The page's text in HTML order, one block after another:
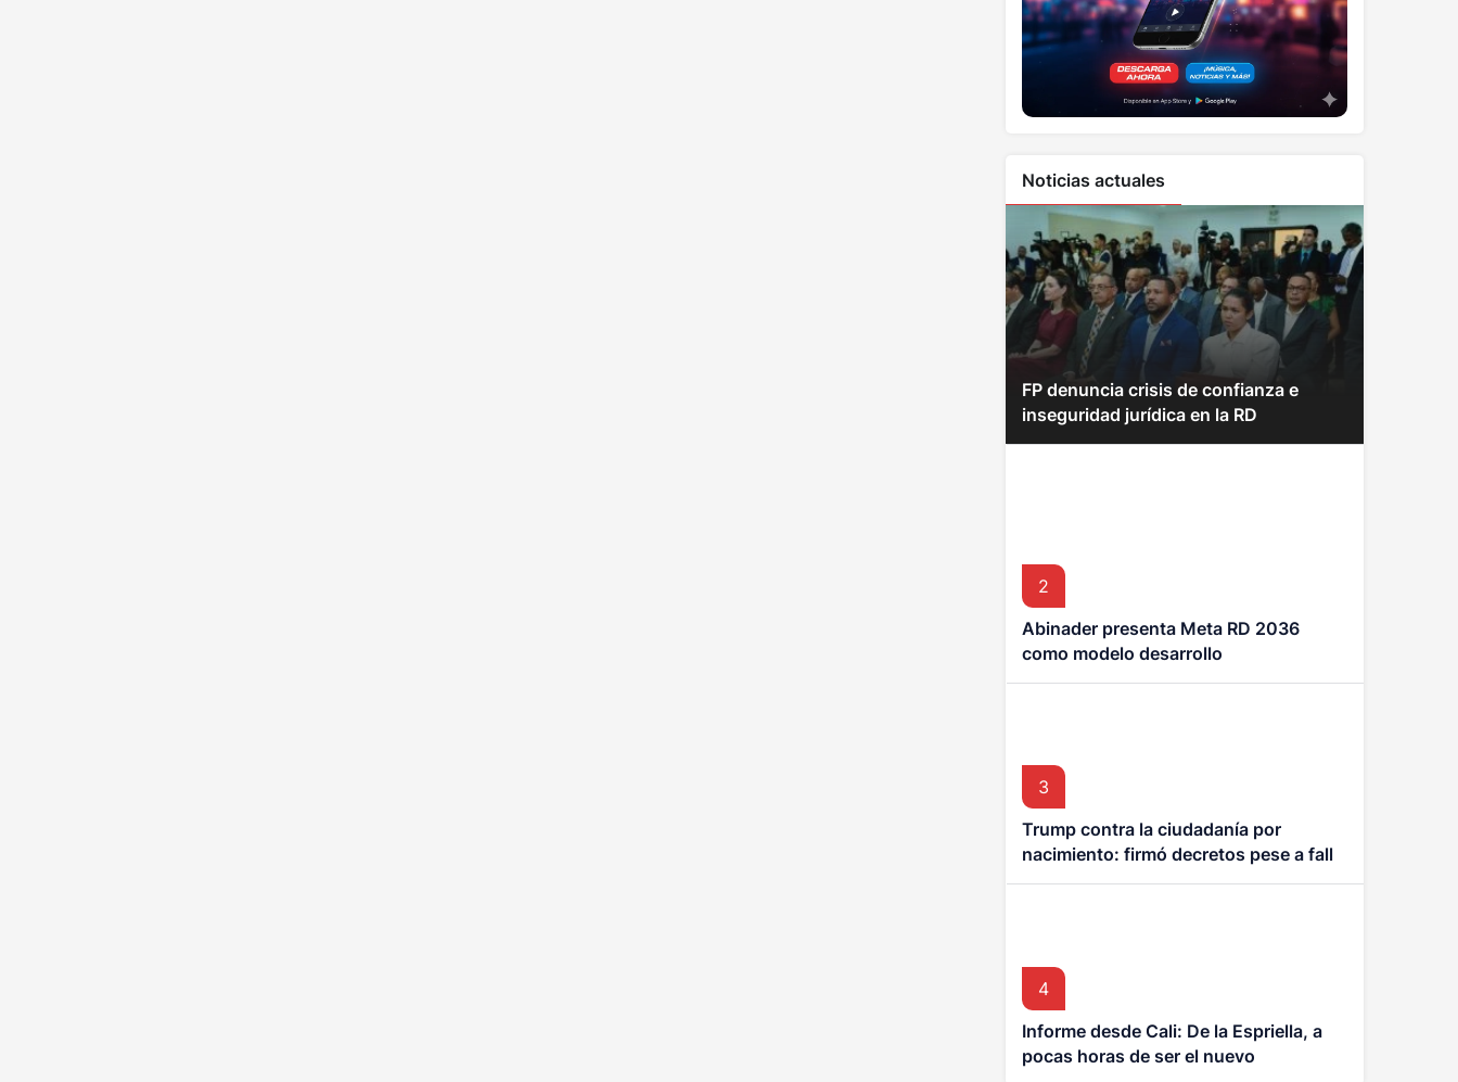
Noticias actuales
FP denuncia crisis de confianza e
inseguridad jurídica en la RD
2
Abinader presenta Meta RD 2036
como modelo desarrollo
3
Trump contra la ciudadanía por
nacimiento: firmó decretos pese a fallo
de la Corte Suprema
4
Informe desde Cali: De la Espriella, a
pocas horas de ser el nuevo